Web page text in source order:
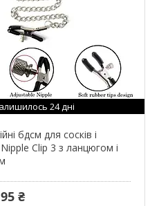
24 дні
бдсм для сосків і
Clip 3 з ланцюгом і
₴